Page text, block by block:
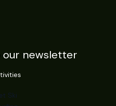
newsletter
Ski